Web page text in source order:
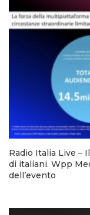
Radio Italia Live –
di italiani. Wpp
dell’evento